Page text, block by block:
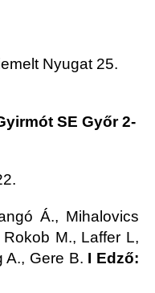
Nyugat 25.
SE Győr 2-
Á., Mihalovics
M., Laffer L,
A., Gere B. I Edző: